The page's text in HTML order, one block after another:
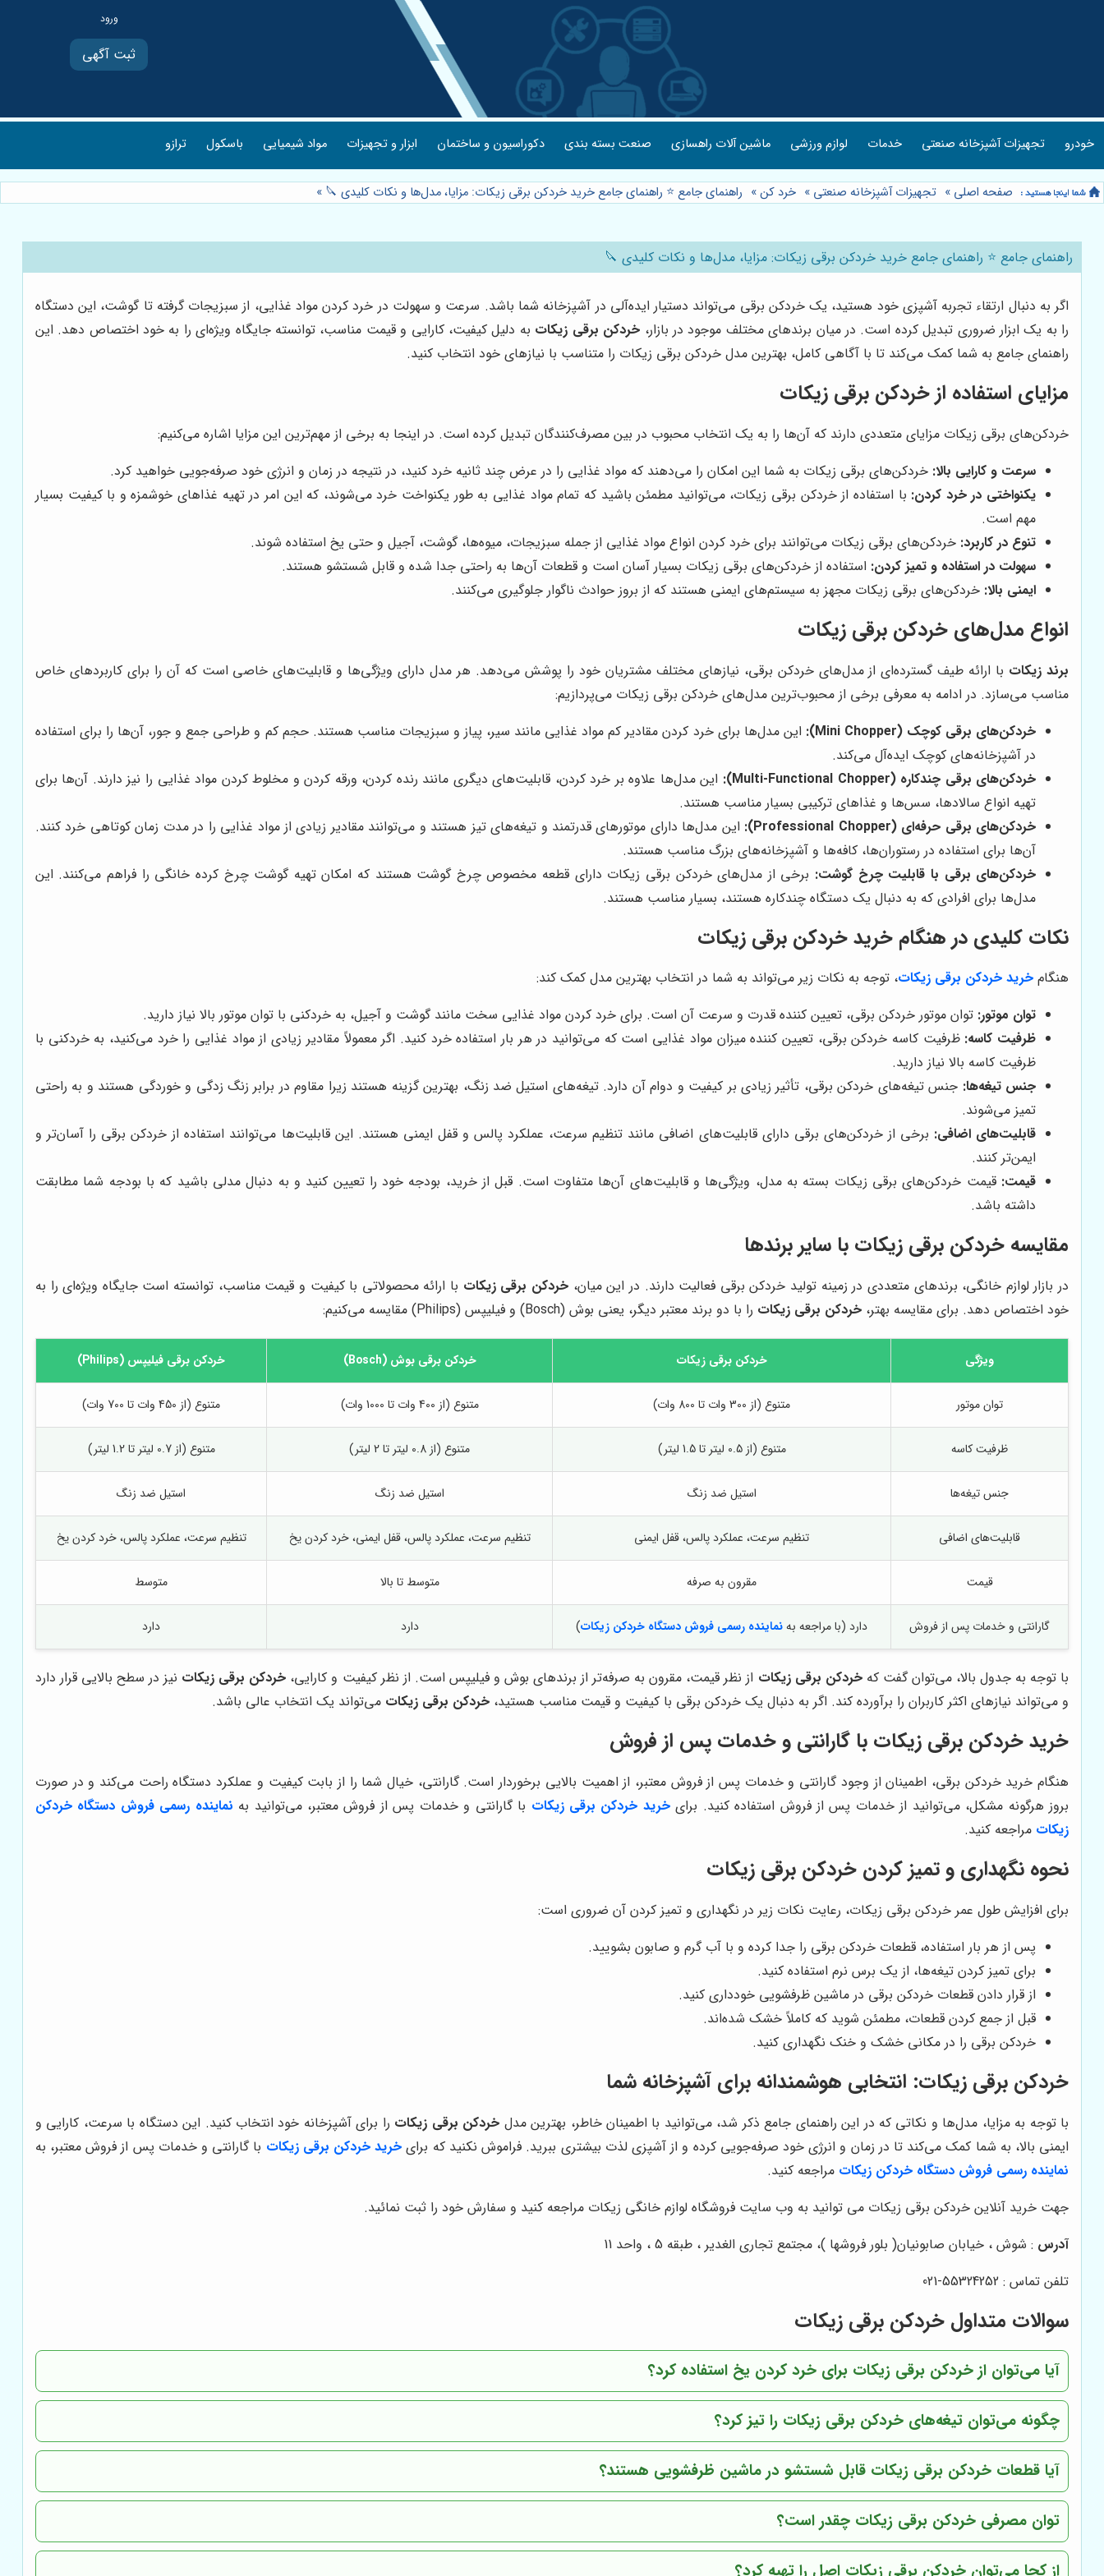
ثبت آگهی
خودرو تجهیزات آشپزخانه صنعتی خدمات لوازم ورزشی ماشین آلات راهسازی صنعت بسته بندی دکوراسیون و ساختمان ابزار و تجهیزات مواد شیمیایی باسکول ترازو
صفحه اصلی » تجهیزات آشپزخانه صنعتی » خرد کن» راهنمای جامع ⭐️ راهنمای جامع خرید خردکن برقی زیکات: مزایا، مدل‌ها و نکات کلیدی 🔪 »
راهنمای جامع ⭐️ راهنمای جامع خرید خردکن برقی زیکات: مزایا، مدل‌ها و نکات کلیدی 🔪
اگر به دنبال ارتقاء تجربه آشپزی خود هستید، یک خردکن برقی می‌تواند دستیار ایده‌آلی در آشپزخانه شما باشد. سرعت و سهولت در خرد کردن مواد غذایی، از سبزیجات گرفته تا گوشت، این دستگاه
را به یک ابزار ضروری تبدیل کرده است. در میان برندهای مختلف موجود در بازار، خردکن برقی زیکات به دلیل کیفیت، کارایی و قیمت مناسب، توانسته جایگاه ویژه‌ای را به خود اختصاص دهد. این
راهنمای جامع به شما کمک می‌کند تا با آگاهی کامل، بهترین مدل خردکن برقی زیکات را متناسب با نیازهای خود انتخاب کنید.
مزایای استفاده از خردکن برقی زیکات
خردکن‌های برقی زیکات مزایای متعددی دارند که آن‌ها را به یک انتخاب محبوب در بین مصرف‌کنندگان تبدیل کرده است. در اینجا به برخی از مهم‌ترین این مزایا اشاره می‌کنیم:
سرعت و کارایی بالا: خردکن‌های برقی زیکات به شما این امکان را می‌دهند که مواد غذایی را در عرض چند ثانیه خرد کنید، در نتیجه در زمان و انرژی خود صرفه‌جویی خواهید کرد.
یکنواختی در خرد کردن: با استفاده از خردکن برقی زیکات، می‌توانید مطمئن باشید که تمام مواد غذایی به طور یکنواخت خرد می‌شوند، که این امر در تهیه غذاهای خوشمزه و با کیفیت بسیار
مهم است.
تنوع در کاربرد: خردکن‌های برقی زیکات می‌توانند برای خرد کردن انواع مواد غذایی از جمله سبزیجات، میوه‌ها، گوشت، آجیل و حتی یخ استفاده شوند.
سهولت در استفاده و تمیز کردن: استفاده از خردکن‌های برقی زیکات بسیار آسان است و قطعات آن‌ها به راحتی جدا شده و قابل شستشو هستند.
ایمنی بالا: خردکن‌های برقی زیکات مجهز به سیستم‌های ایمنی هستند که از بروز حوادث ناگوار جلوگیری می‌کنند.
انواع مدل‌های خردکن برقی زیکات
برند زیکات با ارائه طیف گسترده‌ای از مدل‌های خردکن برقی، نیازهای مختلف مشتریان خود را پوشش می‌دهد. هر مدل دارای ویژگی‌ها و قابلیت‌های خاصی است که آن را برای کاربردهای خاص
مناسب می‌سازد. در ادامه به معرفی برخی از محبوب‌ترین مدل‌های خردکن برقی زیکات می‌پردازیم:
خردکن‌های برقی کوچک (Mini Chopper):
این مدل‌ها برای خرد کردن مقادیر کم مواد غذایی مانند سیر، پیاز و سبزیجات مناسب هستند. حجم کم و طراحی جمع و جور، آن‌ها را برای استفاده
در آشپزخانه‌های کوچک ایده‌آل می‌کند.
خردکن‌های برقی چندکاره (Multi-Functional Chopper):
این مدل‌ها علاوه بر خرد کردن، قابلیت‌های دیگری مانند رنده کردن، ورقه کردن و مخلوط کردن مواد غذایی را نیز دارند. آن‌ها برای
تهیه انواع سالادها، سس‌ها و غذاهای ترکیبی بسیار مناسب هستند.
خردکن‌های برقی حرفه‌ای (Professional Chopper):
این مدل‌ها دارای موتورهای قدرتمند و تیغه‌های تیز هستند و می‌توانند مقادیر زیادی از مواد غذایی را در مدت زمان کوتاهی خرد کنند.
آن‌ها برای استفاده در رستوران‌ها، کافه‌ها و آشپزخانه‌های بزرگ مناسب هستند.
خردکن‌های برقی با قابلیت چرخ گوشت: برخی از مدل‌های خردکن برقی زیکات دارای قطعه مخصوص چرخ گوشت هستند که امکان تهیه گوشت چرخ کرده خانگی را فراهم می‌کنند. این
مدل‌ها برای افرادی که به دنبال یک دستگاه چندکاره هستند، بسیار مناسب هستند.
نکات کلیدی در هنگام خرید خردکن برقی زیکات
هنگام خرید خردکن برقی زیکات، توجه به نکات زیر می‌تواند به شما در انتخاب بهترین مدل کمک کند:
توان موتور: توان موتور خردکن برقی، تعیین کننده قدرت و سرعت آن است. برای خرد کردن مواد غذایی سخت مانند گوشت و آجیل، به خردکنی با توان موتور بالا نیاز دارید.
ظرفیت کاسه: ظرفیت کاسه خردکن برقی، تعیین کننده میزان مواد غذایی است که می‌توانید در هر بار استفاده خرد کنید. اگر معمولاً مقادیر زیادی از مواد غذایی را خرد می‌کنید، به خردکنی با
ظرفیت کاسه بالا نیاز دارید.
جنس تیغه‌ها: جنس تیغه‌های خردکن برقی، تأثیر زیادی بر کیفیت و دوام آن دارد. تیغه‌های استیل ضد زنگ، بهترین گزینه هستند زیرا مقاوم در برابر زنگ زدگی و خوردگی هستند و به راحتی
تمیز می‌شوند.
قابلیت‌های اضافی: برخی از خردکن‌های برقی دارای قابلیت‌های اضافی مانند تنظیم سرعت، عملکرد پالس و قفل ایمنی هستند. این قابلیت‌ها می‌توانند استفاده از خردکن برقی را آسان‌تر و
ایمن‌تر کنند.
قیمت: قیمت خردکن‌های برقی زیکات بسته به مدل، ویژگی‌ها و قابلیت‌های آن‌ها متفاوت است. قبل از خرید، بودجه خود را تعیین کنید و به دنبال مدلی باشید که با بودجه شما مطابقت
داشته باشد.
مقایسه خردکن برقی زیکات با سایر برندها
در بازار لوازم خانگی، برندهای متعددی در زمینه تولید خردکن برقی فعالیت دارند. در این میان، خردکن برقی زیکات با ارائه محصولاتی با کیفیت و قیمت مناسب، توانسته است جایگاه ویژه‌ای را به
خود اختصاص دهد. برای مقایسه بهتر، خردکن برقی زیکات را با دو برند معتبر دیگر، یعنی بوش (Bosch) و فیلیپس (Philips) مقایسه می‌کنیم:
ویژگی خردکن برقی زیکات خردکن برقی بوش (Bosch) خردکن برقی فیلیپس (Philips)
توان موتور متنوع (از 300 وات تا 800 وات) متنوع (از 400 وات تا 1000 وات) متنوع (از 450 وات تا 700 وات)
ظرفیت کاسه متنوع (از 0.5 لیتر تا 1.5 لیتر) متنوع (از 0.8 لیتر تا 2 لیتر) متنوع (از 0.7 لیتر تا 1.2 لیتر)
جنس تیغه‌ها استیل ضد زنگ استیل ضد زنگ استیل ضد زنگ
قابلیت‌های اضافی تنظیم سرعت، عملکرد پالس، قفل ایمنی تنظیم سرعت، عملکرد پالس، قفل ایمنی، خرد کردن یخ تنظیم سرعت، عملکرد پالس، خرد کردن یخ
قیمت مقرون به صرفه متوسط تا بالا متوسط
گارانتی و خدمات پس از فروش دارد (با مراجعه بهنماینده رسمی فروش دستگاه خردکن زیکات) دارد دارد
با توجه به جدول بالا، می‌توان گفت کهخردکن برقی زیکات از نظر قیمت، مقرون به صرفه‌تر از برندهای بوش و فیلیپس است. از نظر کیفیت و کارایی، خردکن برقی زیکات نیز در سطح بالایی قرار دارد
و می‌تواند نیازهای اکثر کاربران را برآورده کند. اگر به دنبال یک خردکن برقی با کیفیت و قیمت مناسب هستید، خردکن برقی زیکات می‌تواند یک انتخاب عالی باشد.
خرید خردکن برقی زیکات با گارانتی و خدمات پس از فروش
هنگام خرید خردکن برقی، اطمینان از وجود گارانتی و خدمات پس از فروش معتبر، از اهمیت بالایی برخوردار است. گارانتی، خیال شما را از بابت کیفیت و عملکرد دستگاه راحت می‌کند و در صورت
بروز هرگونه مشکل، می‌توانید از خدمات پس از فروش استفاده کنید. برایخرید خردکن برقی زیکات با گارانتی و خدمات پس از فروش معتبر، می‌توانید به نماینده رسمی فروش دستگاه خردکن
زیکات مراجعه کنید.
نحوه نگهداری و تمیز کردن خردکن برقی زیکات
برای افزایش طول عمر خردکن برقی زیکات، رعایت نکات زیر در نگهداری و تمیز کردن آن ضروری است:
پس از هر بار استفاده، قطعات خردکن برقی را جدا کرده و با آب گرم و صابون بشویید.
برای تمیز کردن تیغه‌ها، از یک برس نرم استفاده کنید.
از قرار دادن قطعات خردکن برقی در ماشین ظرفشویی خودداری کنید.
قبل از جمع کردن قطعات، مطمئن شوید که کاملاً خشک شده‌اند.
خردکن برقی را در مکانی خشک و خنک نگهداری کنید.
خردکن برقی زیکات: انتخابی هوشمندانه برای آشپزخانه شما
با توجه به مزایا، مدل‌ها و نکاتی که در این راهنمای جامع ذکر شد، می‌توانید با اطمینان خاطر، بهترین مدل خردکن برقی زیکات را برای آشپزخانه خود انتخاب کنید. این دستگاه با سرعت، کارایی و
ایمنی بالا، به شما کمک می‌کند تا در زمان و انرژی خود صرفه‌جویی کرده و از آشپزی لذت بیشتری ببرید. فراموش نکنید که برای خرید خردکن برقی زیکات با گارانتی و خدمات پس از فروش معتبر، به
نماینده رسمی فروش دستگاه خردکن زیکات مراجعه کنید.
جهت خرید آنلاین خردکن برقی زیکات می توانید به وب سایت فروشگاه لوازم خانگی زیکات مراجعه کنید و سفارش خود را ثبت نمائید.
آدرس : شوش ، خیابان صابونیان( بلور فروشها )، مجتمع تجاری الغدیر ، طبقه 5 ، واحد 11
تلفن تماس : 55324252-021
سوالات متداول خردکن برقی زیکات
آیا می‌توان از خردکن برقی زیکات برای خرد کردن یخ استفاده کرد؟
چگونه می‌توان تیغه‌های خردکن برقی زیکات را تیز کرد؟
آیا قطعات خردکن برقی زیکات قابل شستشو در ماشین ظرفشویی هستند؟
توان مصرفی خردکن برقی زیکات چقدر است؟
از کجا می‌توان خردکن برقی زیکات اصل را تهیه کرد؟